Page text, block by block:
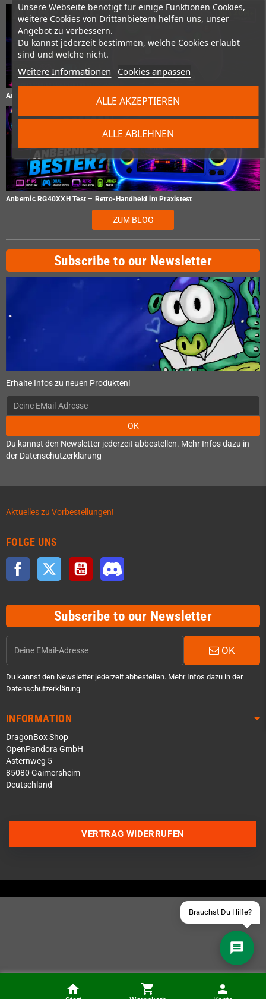
Unsere Webseite benötigt für einige Funktionen Cookies,
weitere Cookies von Drittanbietern helfen uns, unser
Angebot zu verbessern.
Du kannst jederzeit bestimmen, welche Cookies erlaubt
sind und welche nicht.
Weitere Informationen Cookies anpassen
ALLE ABLEHNEN
ALLE AKZEPTIEREN
Anbernic RG P01 Test – Gaming Controller im Praxistest
Anbernic RG40XXH Test – Retro-Handheld im Praxistest
ZUM BLOG
Subscribe to our Newsletter
Erhalte Infos zu neuen Produkten!
OK
Du kannst den Newsletter jederzeit abbestellen. Mehr Infos dazu in
der Datenschutzerklärung
Aktuelles zu Vorbestellungen!
FOLGE UNS
Facebook Twitter YouTube
Subscribe to our Newsletter
OK
Du kannst den Newsletter jederzeit abbestellen. Mehr Infos dazu in der
Datenschutzerklärung
INFORMATION
DragonBox Shop
OpenPandora GmbH
Asternweg 5
85080 Gaimersheim
Deutschland
Brauchst Du Hilfe?
Schick uns eine eMail
VERTRAG WIDERRUFEN